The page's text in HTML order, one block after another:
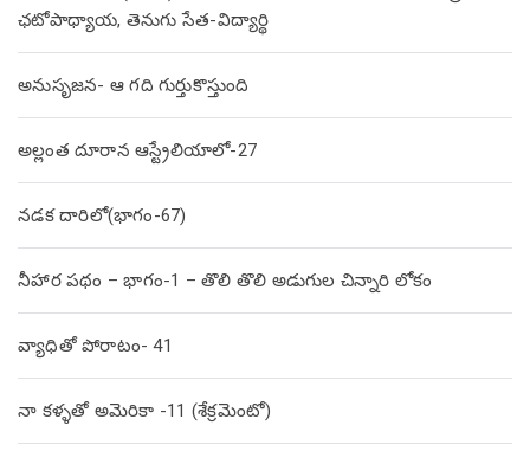
ఛటోపాధ్యాయ, తెనుగు సేత-విద్యార్థి
అనుసృజన- ఆ గది గుర్తుకొస్తుంది
అల్లంత దూరాన ఆస్ట్రేలియాలో-27
నడక దారిలో(భాగం-67)
నీహార పథం – భాగం-1 – తొలి తొలి అడుగుల చిన్నారి లోకం
వ్యాధితో పోరాటం- 41
నా కళ్ళతో అమెరికా -11 (శేక్రమెంటో)